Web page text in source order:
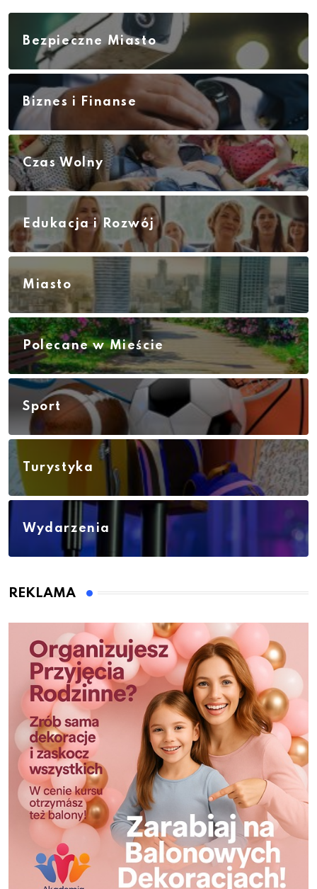
Bezpieczne Miasto
Biznes i Finanse
Czas Wolny
Edukacja i Rozwój
Miasto
Polecane w Mieście
Sport
Turystyka
Wydarzenia
REKLAMA